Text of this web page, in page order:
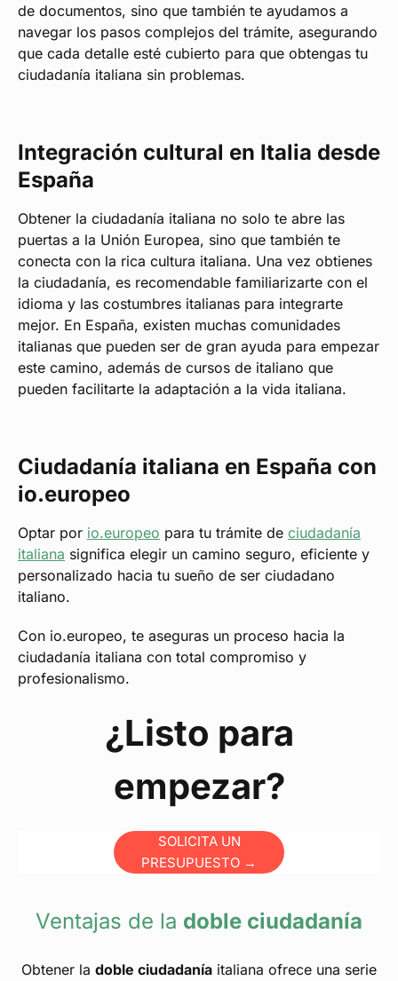
de documentos, sino que también te ayudamos a
navegar los pasos complejos del trámite, asegurando
que cada detalle esté cubierto para que obtengas tu
ciudadanía italiana sin problemas.
Integración cultural en Italia desde
España
Obtener la ciudadanía italiana no solo te abre las
puertas a la Unión Europea, sino que también te
conecta con la rica cultura italiana. Una vez obtienes
la ciudadanía, es recomendable familiarizarte con el
idioma y las costumbres italianas para integrarte
mejor. En España, existen muchas comunidades
italianas que pueden ser de gran ayuda para empezar
este camino, además de cursos de italiano que
pueden facilitarte la adaptación a la vida italiana.
Ciudadanía italiana en España con
io.europeo
Optar por io.europeo para tu trámite de ciudadanía
italiana significa elegir un camino seguro, eficiente y
personalizado hacia tu sueño de ser ciudadano
italiano.
Con io.europeo, te aseguras un proceso hacia la
ciudadanía italiana con total compromiso y
profesionalismo.
¿Listo para
empezar?
SOLICITA UN
PRESUPUESTO →
Ventajas de la doble ciudadanía
Obtener la doble ciudadanía italiana ofrece una serie